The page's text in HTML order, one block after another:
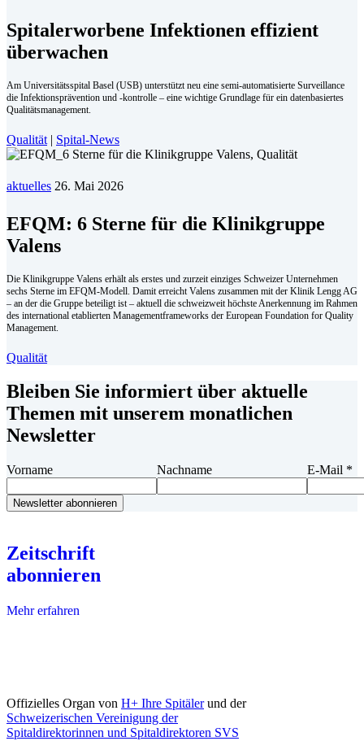
Spitalerworbene Infektionen effizient
überwachen
Am Universitätsspital Basel (USB) unterstützt neu eine semi-automatisierte Surveillance
die Infek­tionsprävention und -kontrolle – eine wichtige Grundlage für ein datenbasiertes
Qualitätsmanagement.
Qualität | Spital-News
aktuelles 26. Mai 2026
EFQM: 6 Sterne für die Klinikgruppe
Valens
Die Klinikgruppe Valens erhält als erstes und zurzeit einziges Schweizer Unternehmen
sechs Sterne im EFQM-Modell. Damit erreicht Valens zusammen mit der Klinik Lengg AG
– an der die Gruppe beteiligt ist – aktuell die schweizweit höchste Anerkennung im Rahmen
des international etablierten Managementframeworks der European Foundation for Quality
Management.
Qualität
Bleiben Sie informiert über aktuelle
Themen mit unserem monatlichen
Newsletter
Vorname Nachname E-Mail *
Zeitschrift
abonnieren
Mehr erfahren
Offizielles Organ von H+ Ihre Spitälerund der
Schweizerischen Vereinigung der
Spitaldirektorinnen und Spitaldirektoren SVS